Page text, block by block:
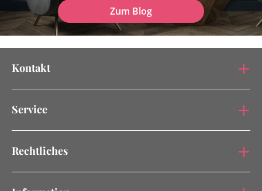
Zum Blog
Kontakt
Service
Rechtliches